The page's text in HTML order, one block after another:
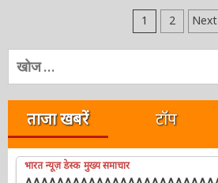
Posts Next
निम्न
को
खोजें:
ताजा खबरें टॉप
भारत न्यूज़ डेस्क मुख्य समाचार